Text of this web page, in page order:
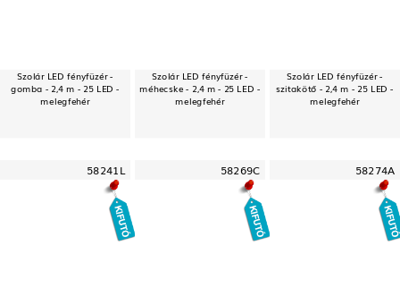
Szolár LED fényfüzér -
gomba - 2,4 m - 25 LED -
melegfehér
Szolár LED fényfüzér -
méhecske - 2,4 m - 25 LED -
melegfehér
Szolár LED fényfüzér -
szitakötő - 2,4 m - 25 LED -
melegfehér
58241L 58269C 58274A